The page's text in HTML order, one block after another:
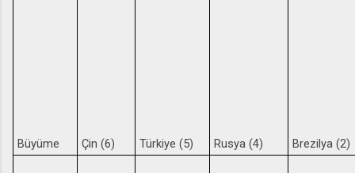
Büyüme Çin (6) Türkiye (5) Rusya (4) Brezilya (2)